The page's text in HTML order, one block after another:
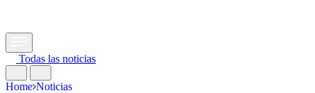
Todas las noticias
Home Noticias